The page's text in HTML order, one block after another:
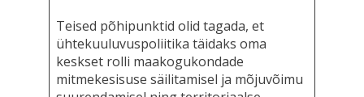
Teised põhipunktid olid tagada, et
ühtekuuluvuspoliitika täidaks oma
keskset rolli maakogukondade
mitmekesisuse säilitamisel ja mõjuvõimu